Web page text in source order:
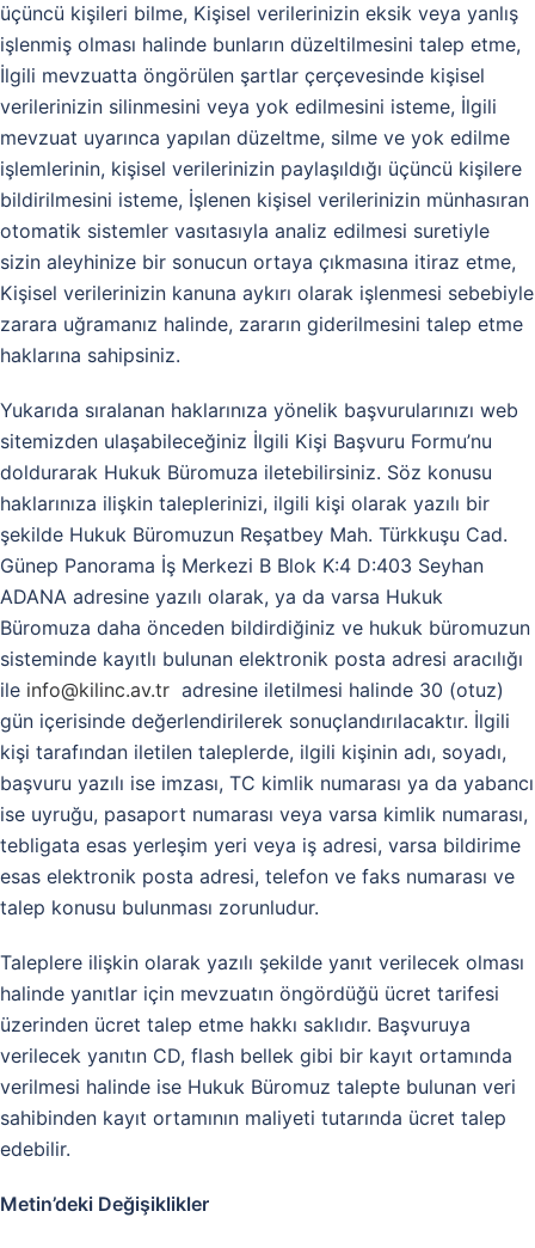
üçüncü kişileri bilme, Kişisel verilerinizin eksik veya yanlış
işlenmiş olması halinde bunların düzeltilmesini talep etme,
İlgili mevzuatta öngörülen şartlar çerçevesinde kişisel
verilerinizin silinmesini veya yok edilmesini isteme, İlgili
mevzuat uyarınca yapılan düzeltme, silme ve yok edilme
işlemlerinin, kişisel verilerinizin paylaşıldığı üçüncü kişilere
bildirilmesini isteme, İşlenen kişisel verilerinizin münhasıran
otomatik sistemler vasıtasıyla analiz edilmesi suretiyle
sizin aleyhinize bir sonucun ortaya çıkmasına itiraz etme,
Kişisel verilerinizin kanuna aykırı olarak işlenmesi sebebiyle
zarara uğramanız halinde, zararın giderilmesini talep etme
haklarına sahipsiniz.
Yukarıda sıralanan haklarınıza yönelik başvurularınızı web
sitemizden ulaşabileceğiniz İlgili Kişi Başvuru Formu’nu
doldurarak Hukuk Büromuza iletebilirsiniz. Söz konusu
haklarınıza ilişkin taleplerinizi, ilgili kişi olarak yazılı bir
şekilde Hukuk Büromuzun Reşatbey Mah. Türkkuşu Cad.
Günep Panorama İş Merkezi B Blok K:4 D:403 Seyhan
ADANA adresine yazılı olarak, ya da varsa Hukuk
Büromuza daha önceden bildirdiğiniz ve hukuk büromuzun
sisteminde kayıtlı bulunan elektronik posta adresi aracılığı
ile info@kilinc.av.tr adresine iletilmesi halinde 30 (otuz)
gün içerisinde değerlendirilerek sonuçlandırılacaktır. İlgili
kişi tarafından iletilen taleplerde, ilgili kişinin adı, soyadı,
başvuru yazılı ise imzası, TC kimlik numarası ya da yabancı
ise uyruğu, pasaport numarası veya varsa kimlik numarası,
tebligata esas yerleşim yeri veya iş adresi, varsa bildirime
esas elektronik posta adresi, telefon ve faks numarası ve
talep konusu bulunması zorunludur.
Taleplere ilişkin olarak yazılı şekilde yanıt verilecek olması
halinde yanıtlar için mevzuatın öngördüğü ücret tarifesi
üzerinden ücret talep etme hakkı saklıdır. Başvuruya
verilecek yanıtın CD, flash bellek gibi bir kayıt ortamında
verilmesi halinde ise Hukuk Büromuz talepte bulunan veri
sahibinden kayıt ortamının maliyeti tutarında ücret talep
edebilir.
Metin’deki Değişiklikler